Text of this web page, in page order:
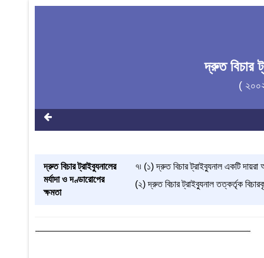
দ্রুত বিচার
(
দ্রুত বিচার ট্রাইব্যুনালের
মর্যাদা ও দণ্ডারোপের
ক্ষমতা
৭৷ (১) দ্রুত বিচার ট্রাইব্যুনাল একটি
(২) দ্রুত বিচার ট্রাইব্যুনাল তত্কর্তৃক